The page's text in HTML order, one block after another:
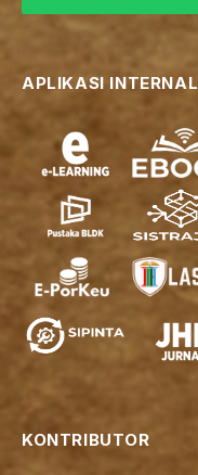
APLIKASI INTERNAL
KONTRIBUTOR